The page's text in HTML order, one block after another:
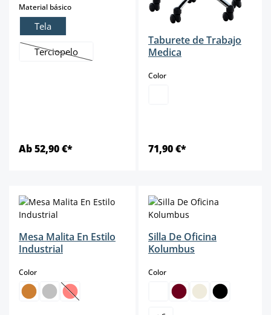
Material básicoselect
Tela
Terciopelo
(Esta opción no está disponible en este momento.)
Ab 52,90 €*
Taburete de Trabajo
Medica
Colorselect
71,90 €*
Mesa Malita En Estilo
Industrial
Colorselect
(Esta opción no está disponible en este momento.)
Silla De Oficina
Kolumbus
Colorselect